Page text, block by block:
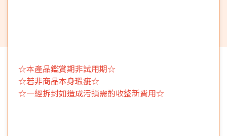
☆本產品鑑賞期非試用期☆
☆若非商品本身瑕疵☆
☆一經拆封如造成污損需酌收整新費用☆